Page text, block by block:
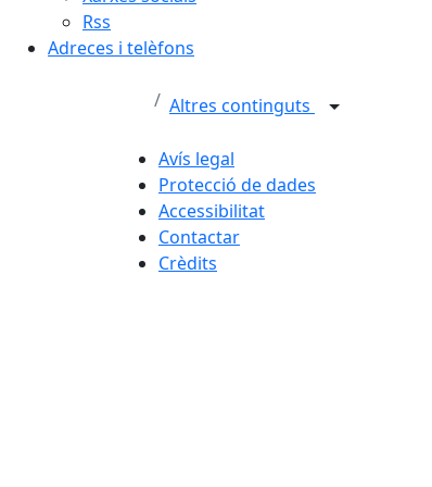
Rss
Adreces i telèfons
Altres continguts
Avís legal
Protecció de dades
Accessibilitat
Contactar
Crèdits